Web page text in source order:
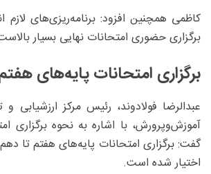
کاظمی همچنین افزود: برنامه‌ریزی‌های
برگزاری حضوری امتحانات نهایی بسیار
برگزاری امتحانات پایه‌های
عبدالرضا فولادوند، رئیس مرکز ارزشیابی
آموزش‌وپرورش، با اشاره به نحوه برگزاری
گفت: برگزاری امتحانات پایه‌های هفتم تا
اختیار شده است.